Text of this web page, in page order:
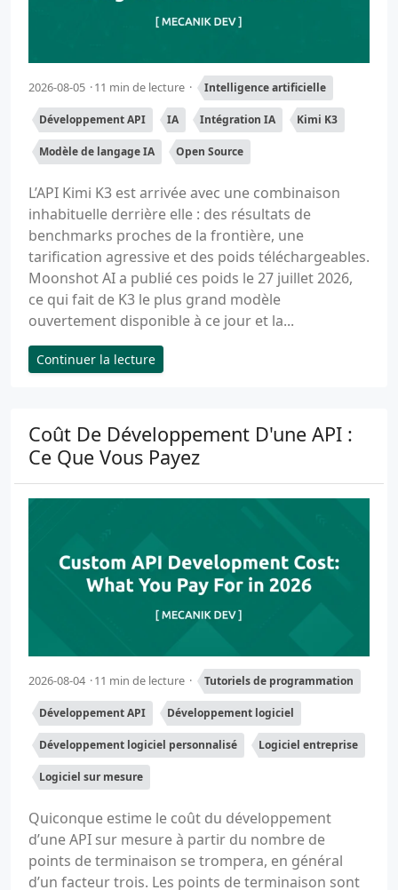
2026-08-05 11 min de lecture Intelligence artificielle
Développement API IA Intégration IA Kimi K3
Modèle de langage IA Open Source
L’API Kimi K3 est arrivée avec une combinaison
inhabituelle derrière elle : des résultats de
benchmarks proches de la frontière, une
tarification agressive et des poids téléchargeables.
Moonshot AI a publié ces poids le 27 juillet 2026,
ce qui fait de K3 le plus grand modèle
ouvertement disponible à ce jour et la...
Continuer la lecture
Coût De Développement D'une API :
Ce Que Vous Payez
2026-08-04 11 min de lecture Tutoriels de programmation
Développement API Développement logiciel
Développement logiciel personnalisé Logiciel entreprise
Logiciel sur mesure
Quiconque estime le coût du développement
d’une API sur mesure à partir du nombre de
points de terminaison se trompera, en général
d’un facteur trois. Les points de terminaison sont